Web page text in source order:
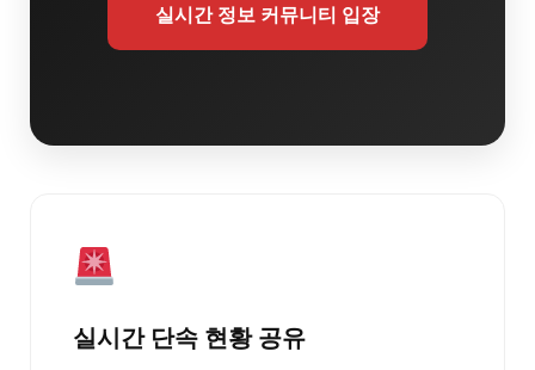
실시간 정보 커뮤니티 입장
실시간 단속 현황 공유